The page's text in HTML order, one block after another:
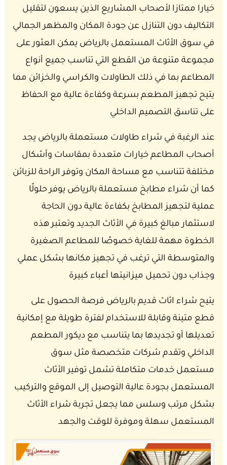
خيارا ممتازا لأصحاب المشاريع الذين يسعون لتقليل
التكاليف دون التنازل عن جودة المكان والمظهر الجمالي
في سوق الأثاث المستعمل بالرياض يمكن العثور على
مجموعة متنوعة من القطع التي تناسب جميع أنواع
المطاعم بما في ذلك الطاولات والكراسي والخزائن مما
يتيح تجهيز المطعم بسرعة وكفاءة عالية مع الحفاظ
على تناسق التصميم الداخلي
عند الرغبة في شراء طاولات مستعملة بالرياض يجد
أصحاب المطاعم خيارات متعددة بمقاسات وأشكال
مختلفة تتناسب مع مساحة المكان وتوفر الراحة للزبائن
كما أن شراء مطابخ مستعملة بالرياض يوفر حلولًا
عملية لتجهيز المطابخ بكفاءة عالية دون الحاجة
لاستثمار مبالغ كبيرة في الأثاث الجديد وتعتبر هذه
الخطوة مهمة للغاية خصوصًا للمطاعم الصغيرة
والمتوسطة التي ترغب في تجهيز مكانها بشكل عملي
وجذاب دون تحميل ميزانيتها أعباء كبيرة
يتيح شراء اثاث قديم بالرياض فرصة الحصول على
قطع متينة وقابلة للاستخدام لفترة طويلة مع إمكانية
تعديلها أو تجديدها بما يتناسب مع ديكور المطعم
الداخلي وتقدم شركات متخصصة مثل سوق
مستعمل خدمات متكاملة تشمل توفير الأثاث
المستعمل بجودة عالية التوصيل إلى الموقع والتركيب
بشكل مرتب وسلس مما يجعل تجربة شراء الأثاث
المستعمل سهلة وموفرة للوقت والجهد